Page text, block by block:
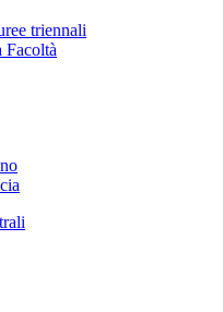
triennali
Facoltà